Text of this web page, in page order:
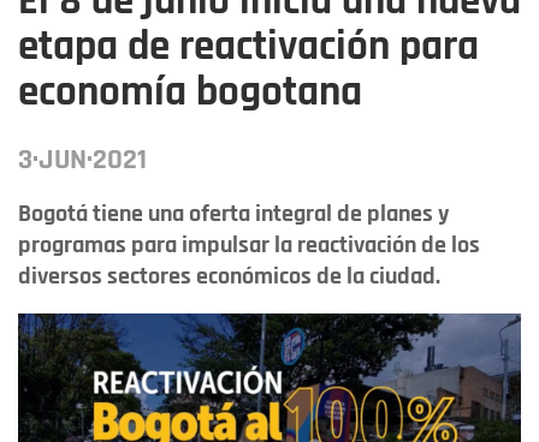
etapa de reactivación para
economía bogotana
3·JUN·2021
Bogotá tiene una oferta integral de planes y
programas para impulsar la reactivación de los
diversos sectores económicos de la ciudad.